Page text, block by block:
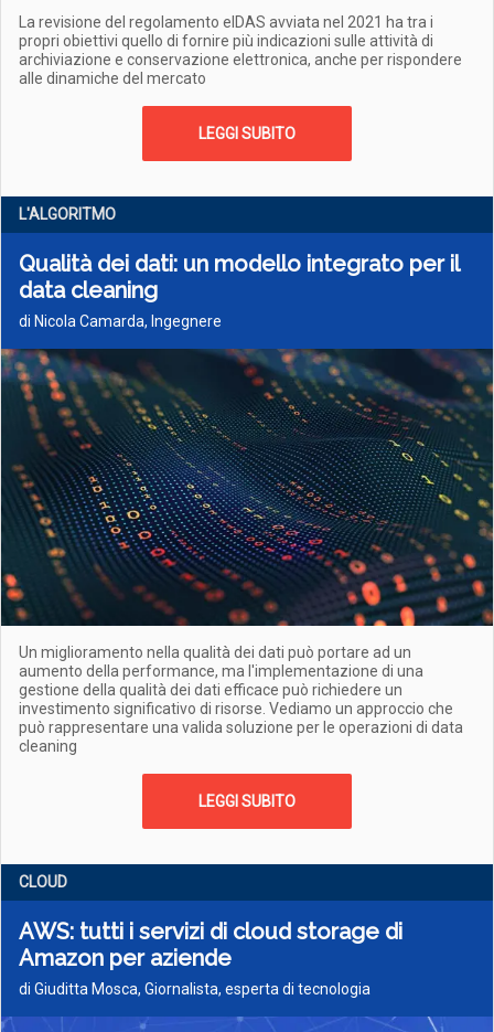
La revisione del regolamento eIDAS avviata nel 2021 ha tra i
propri obiettivi quello di fornire più indicazioni sulle attività di
archiviazione e conservazione elettronica, anche per rispondere
alle dinamiche del mercato
LEGGI SUBITO
L'ALGORITMO
Qualità dei dati: un modello integrato per il
data cleaning
di Nicola Camarda, Ingegnere
Un miglioramento nella qualità dei dati può portare ad un
aumento della performance, ma l'implementazione di una
gestione della qualità dei dati efficace può richiedere un
investimento significativo di risorse. Vediamo un approccio che
può rappresentare una valida soluzione per le operazioni di data
cleaning
LEGGI SUBITO
CLOUD
AWS: tutti i servizi di cloud storage di
Amazon per aziende
di Giuditta Mosca, Giornalista, esperta di tecnologia